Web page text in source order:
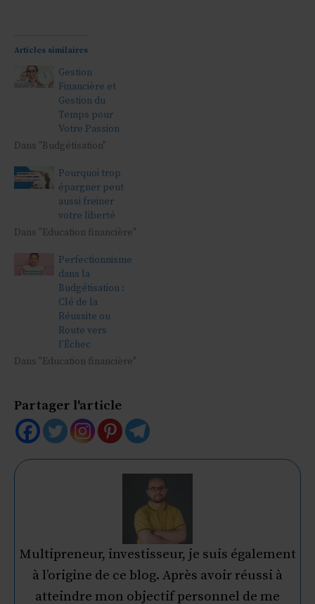
Articles similaires
Gestion
Financière et
Gestion du
Temps pour
Votre Passion
Dans "Budgétisation"
Pourquoi trop
épargner peut
aussi freiner
votre liberté
Dans "Education financière"
Perfectionnisme
dans la
Budgétisation :
Clé de la
Réussite ou
Route vers
l’Échec
Dans "Education financière"
Partager l'article
Multipreneur, investisseur, je suis également
à l’origine de ce blog. Après avoir réussi à
atteindre mon objectif personnel de me